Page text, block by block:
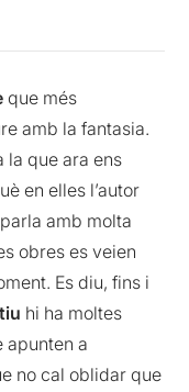
que més
amb la fantasia.
la que ara ens
en elles l’autor
amb molta
obres es veien
Es diu, fins i
hi ha moltes
apunten a
no cal oblidar que